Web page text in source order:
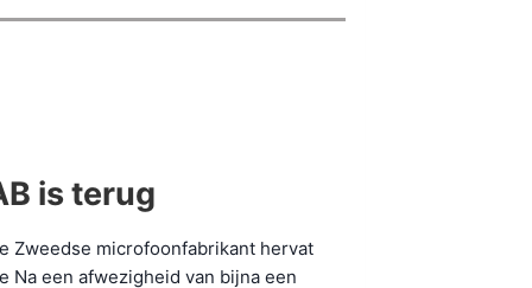
is terug
Zweedse microfoonfabrikant hervat
Na een afwezigheid van bijna een